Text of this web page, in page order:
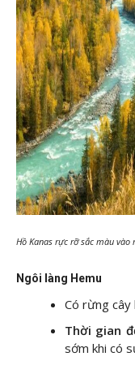
Hồ Kanas rực rỡ sắc màu
Ngôi làng Hemu
Có rừng cây
Thời gian
sớm khi có